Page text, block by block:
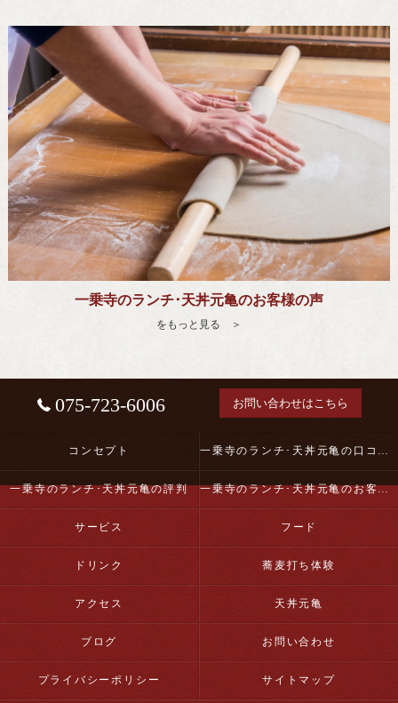
一乗寺のランチ･天丼元亀のお客様の声
をもっと見る ＞
075-723-6006 お問い合わせはこちら
コンセプト
一乗寺のランチ･天丼元亀の評判 一乗寺のランチ･天丼元亀のお客様の声
サービス フード
ドリンク 蕎麦打ち体験
アクセス 天丼元亀
ブログ お問い合わせ
プライバシーポリシー サイトマップ